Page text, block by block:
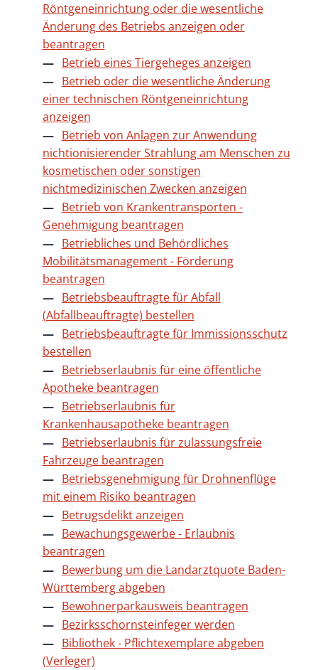
Röntgeneinrichtung oder die wesentliche
Änderung des Betriebs anzeigen oder
beantragen
Betrieb eines Tiergeheges anzeigen
Betrieb oder die wesentliche Änderung
einer technischen Röntgeneinrichtung
anzeigen
Betrieb von Anlagen zur Anwendung
nichtionisierender Strahlung am Menschen zu
kosmetischen oder sonstigen
nichtmedizinischen Zwecken anzeigen
Betrieb von Krankentransporten -
Genehmigung beantragen
Betriebliches und Behördliches
Mobilitätsmanagement - Förderung
beantragen
Betriebsbeauftragte für Abfall
(Abfallbeauftragte) bestellen
Betriebsbeauftragte für Immissionsschutz
bestellen
Betriebserlaubnis für eine öffentliche
Apotheke beantragen
Betriebserlaubnis für
Krankenhausapotheke beantragen
Betriebserlaubnis für zulassungsfreie
Fahrzeuge beantragen
Betriebsgenehmigung für Drohnenflüge
mit einem Risiko beantragen
Betrugsdelikt anzeigen
Bewachungsgewerbe - Erlaubnis
beantragen
Bewerbung um die Landarztquote Baden-
Württemberg abgeben
Bewohnerparkausweis beantragen
Bezirksschornsteinfeger werden
Bibliothek - Pflichtexemplare abgeben
(Verleger)